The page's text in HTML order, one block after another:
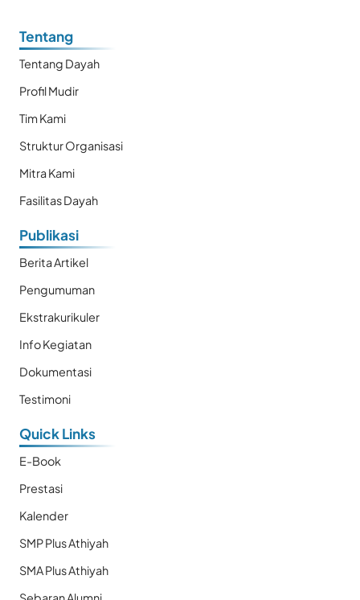
Tentang
Tentang Dayah
Profil Mudir
Tim Kami
Struktur Organisasi
Mitra Kami
Fasilitas Dayah
Publikasi
Berita Artikel
Pengumuman
Ekstrakurikuler
Info Kegiatan
Dokumentasi
Testimoni
Quick Links
E-Book
Prestasi
Kalender
SMP Plus Athiyah
SMA Plus Athiyah